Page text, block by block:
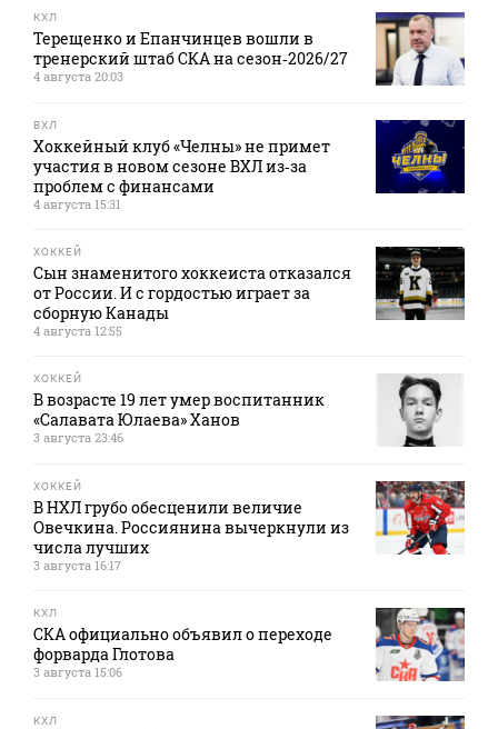
КХЛ
Терещенко и Епанчинцев вошли в
тренерский штаб СКА на сезон‑2026/27
4 августа 20:03
ВХЛ
Хоккейный клуб «Челны» не примет
участия в новом сезоне ВХЛ из‑за
проблем с финансами
4 августа 15:31
ХОККЕЙ
Сын знаменитого хоккеиста отказался
от России. И с гордостью играет за
сборную Канады
4 августа 12:55
ХОККЕЙ
В возрасте 19 лет умер воспитанник
«Салавата Юлаева» Ханов
3 августа 23:46
ХОККЕЙ
В НХЛ грубо обесценили величие
Овечкина. Россиянина вычеркнули из
числа лучших
3 августа 16:17
КХЛ
СКА официально объявил о переходе
форварда Глотова
3 августа 15:06
КХЛ